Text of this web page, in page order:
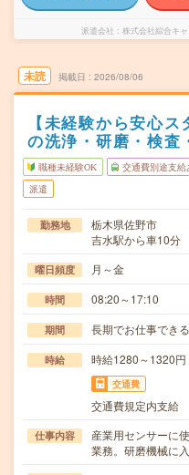
派遣会社 株式会社綜合キ
未読 掲載日 2026/08/06
【未経験から安心
の洗浄・研磨・検査
職種未経験OK 交通費別途支給
派遣
勤務地
栃木県佐野市
吉水駅から車10分
曜日頻度 月～金
時間 08:20～17:10
期間 長期でお仕事でき
時給 時給1280～1320円
交通費
交通費規定内支給
仕事内容
産業用センサーに
業務。研磨機械に